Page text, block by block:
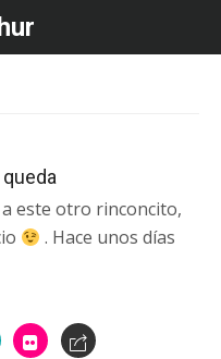
este otro rinconcito,
. Hace unos días